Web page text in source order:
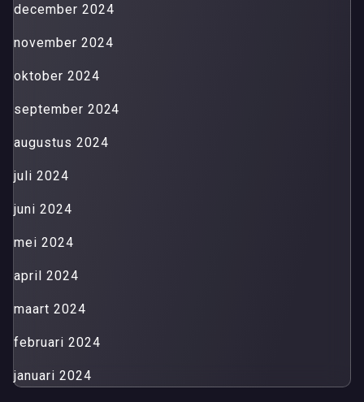
december 2024
november 2024
oktober 2024
september 2024
augustus 2024
juli 2024
juni 2024
mei 2024
april 2024
maart 2024
februari 2024
januari 2024